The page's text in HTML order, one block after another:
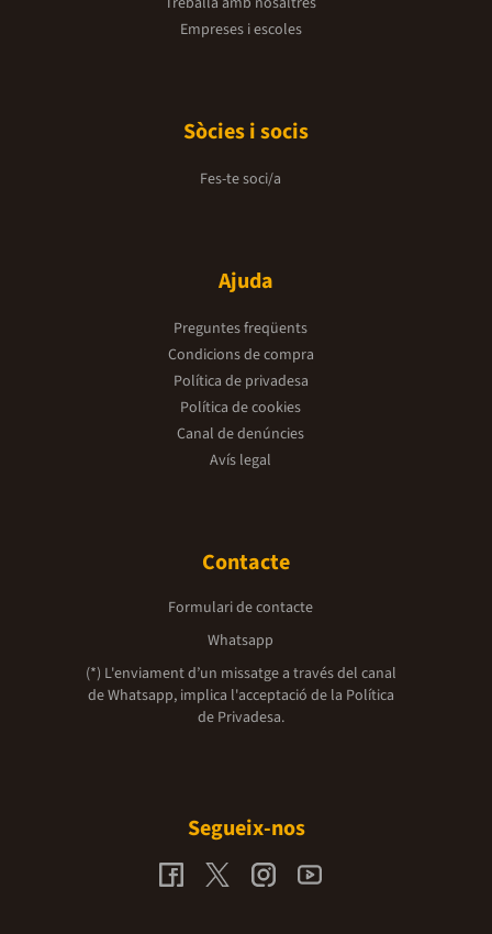
Empreses i escoles
Sòcies i socis
Fes-te soci/a
Ajuda
Preguntes freqüents
Condicions de compra
Política de privadesa
Política de cookies
Canal de denúncies
Avís legal
Contacte
Formulari de contacte
Whatsapp
(*) L'enviament d’un missatge a través del canal
de Whatsapp, implica l'acceptació de la Política
de Privadesa.
Segueix-nos